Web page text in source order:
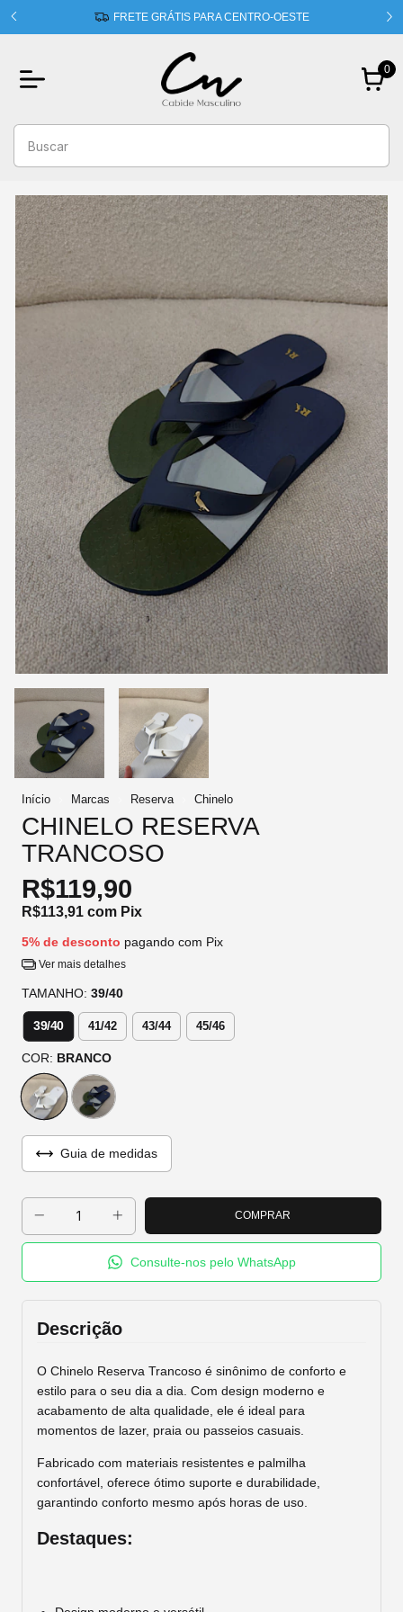
FRETE GRÁTIS PARA CENTRO-OESTE
0
Início Marcas Reserva Chinelo
CHINELO RESERVA
TRANCOSO
R$119,90
R$113,91 com Pix
5% de desconto pagando com Pix
Ver mais detalhes
TAMANHO: 39/40
39/40 41/42 43/44 45/46
COR: BRANCO
Guia de medidas
Consulte-nos pelo WhatsApp
Descrição
O Chinelo Reserva Trancoso é sinônimo de conforto e
estilo para o seu dia a dia. Com design moderno e
acabamento de alta qualidade, ele é ideal para
momentos de lazer, praia ou passeios casuais.
Fabricado com materiais resistentes e palmilha
confortável, oferece ótimo suporte e durabilidade,
garantindo conforto mesmo após horas de uso.
Destaques: